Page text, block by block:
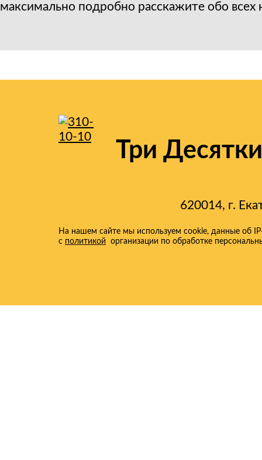
максимально подробно расскажите обо всех
Три Десятки
620014, г.
На нашем сайте мы используем cookie, данные об
с политикой организации по обработке